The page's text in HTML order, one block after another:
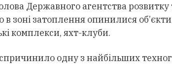
Державного агентства
в зоні затоплення опинилися
комплекси, яхт-клуби.
одну з найбільших